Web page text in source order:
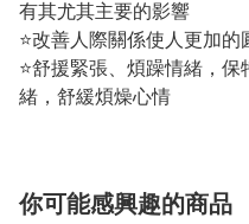
有其尤其主要的影響
⭐改善人際關係使人更加
⭐舒援緊張、煩躁情緒，
緒，舒緩煩燥心情
你可能感興趣的商品